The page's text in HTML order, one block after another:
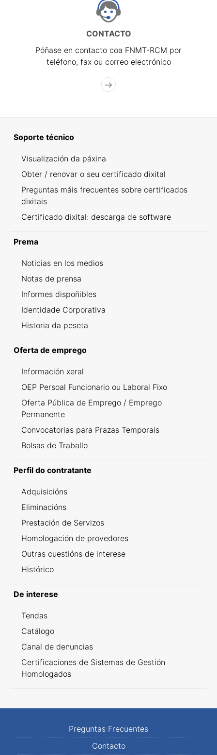
CONTACTO
Póñase en contacto coa FNMT-RCM por
teléfono, fax ou correo electrónico
Soporte técnico
Visualización da páxina
Obter / renovar o seu certificado dixital
Preguntas máis frecuentes sobre certificados
dixitais
Certificado dixital: descarga de software
Prema
Noticias en los medios
Notas de prensa
Informes dispoñibles
Identidade Corporativa
Historia da peseta
Oferta de emprego
Información xeral
OEP Persoal Funcionario ou Laboral Fixo
Oferta Pública de Emprego / Emprego
Permanente
Convocatorias para Prazas Temporais
Bolsas de Traballo
Perfil do contratante
Adquisicións
Eliminacións
Prestación de Servizos
Homologación de provedores
Outras cuestións de interese
Histórico
De interese
Tendas
Catálogo
Canal de denuncias
Certificaciones de Sistemas de Gestión
Homologados
Preguntas Frecuentes
Contacto